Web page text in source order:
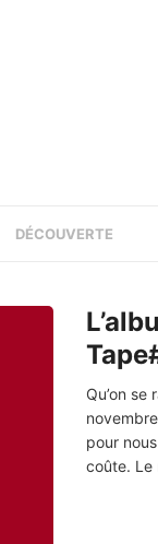
DÉCOUVERTE
Qu’on
pour
coûte. Le